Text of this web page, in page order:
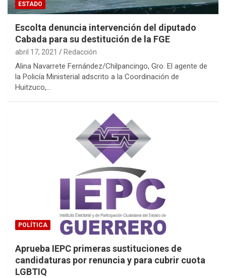
ESTADO
Escolta denuncia intervención del diputado
Cabada para su destitución de la FGE
abril 17, 2021 Redacción
Alina Navarrete Fernández/Chilpancingo, Gro. El agente de
la Policía Ministerial adscrito a la Coordinación de
Huitzuco,…
POLÍTICA
Aprueba IEPC primeras sustituciones de
candidaturas por renuncia y para cubrir cuota
LGBTIQ